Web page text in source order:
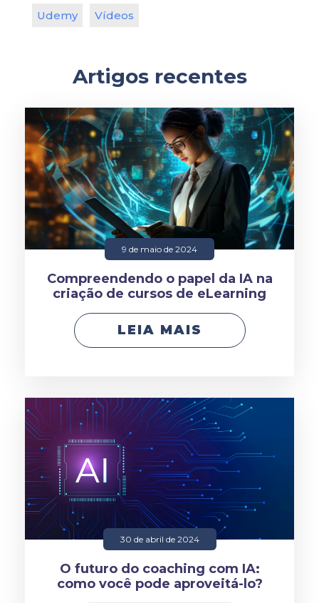
Udemy Vídeos
Artigos recentes
9 de maio de 2024
Compreendendo o papel da IA na
criação de cursos de eLearning
LEIA MAIS
30 de abril de 2024
O futuro do coaching com IA:
como você pode aproveitá-lo?